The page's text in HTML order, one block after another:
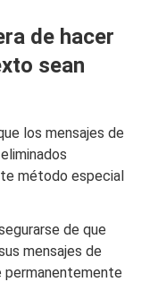
de hacer
sean
los mensajes de
método especial
de que
mensajes de
permanentemente